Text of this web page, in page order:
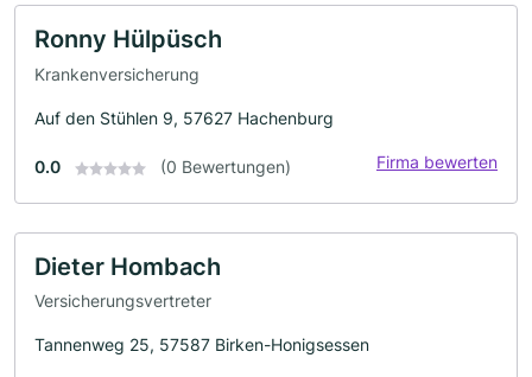
Ronny Hülpüsch
Krankenversicherung
Auf den Stühlen 9, 57627 Hachenburg
0.0 (0 Bewertungen) Firma bewerten
Dieter Hombach
Versicherungsvertreter
Tannenweg 25, 57587 Birken-Honigsessen